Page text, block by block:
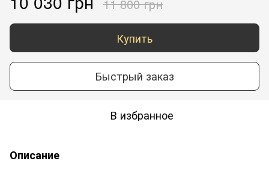
11 800 грн
Купить
Быстрый заказ
В избранное
Описание